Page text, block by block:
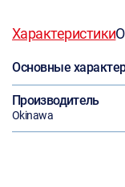
Характеристики
Основные
Производитель
Okinawa